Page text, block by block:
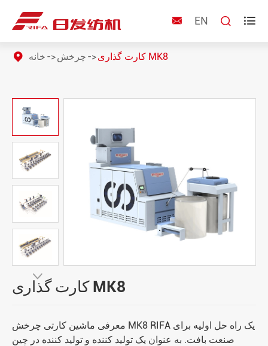
 EN  
خانه چرخش کارت گذاری MK8

کارت گذاری MK8
معرفی ماشین کارتی چرخش MK8 RIFA یک راه حل اولیه برای
صنعت بافت. به عنوان يک توليد کننده و توليد کننده در چين